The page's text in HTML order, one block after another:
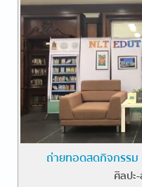
ถ่ายทอดสดกิจกรรม
ศิลปะ